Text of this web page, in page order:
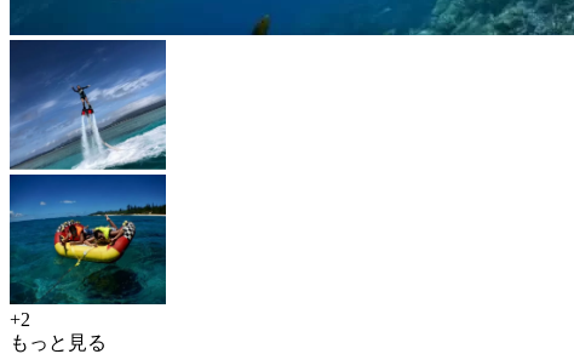
+2
もっと見る